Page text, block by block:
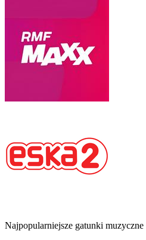
Najpopularniejsze gatunki muzyczne